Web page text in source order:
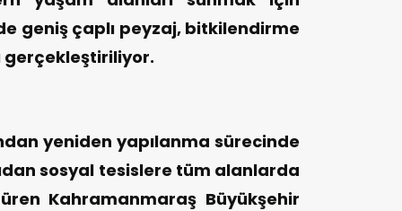
geniş çaplı peyzaj, bitkilendirme
gerçekleştiriliyor.
yeniden yapılanma sürecinde
sosyal tesislere tüm alanlarda
Kahramanmaraş Büyükşehir